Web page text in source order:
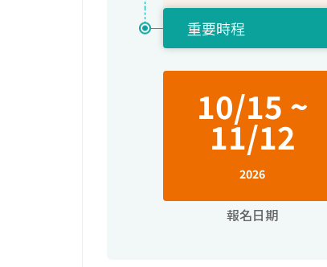
重要時程
10/15 ~
11/12
2026
報名日期